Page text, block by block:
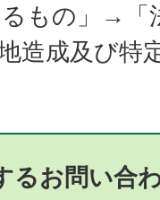
るもの」→「
造成及び特
るお問い合